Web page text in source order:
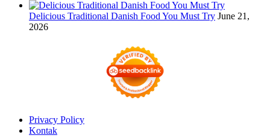
Delicious Traditional Danish Food You Must Try June 21,
2026
Privacy Policy
Kontak